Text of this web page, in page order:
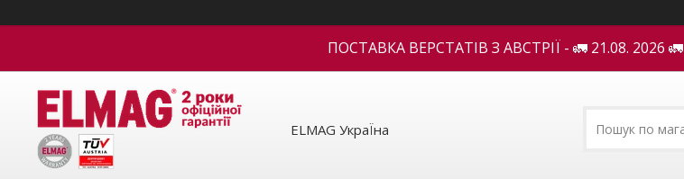
ПОСТАВКА ВЕРСТАТІВ З АВСТРІЇ - 🚛 21.08. 2026 🚛
ELMAG УкраЇна